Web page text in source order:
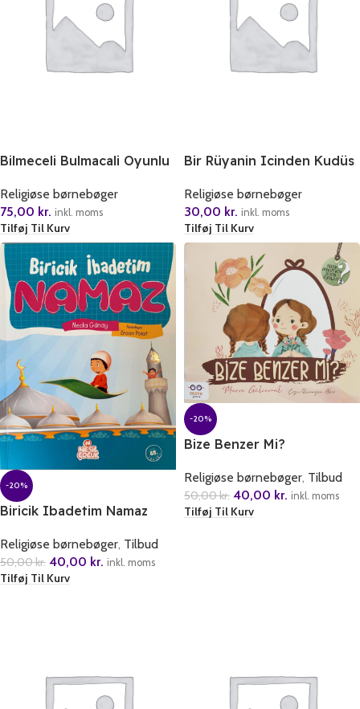
Bilmeceli Bulmacali Oyunlu
Religiøse børnebøger
75,00 kr. inkl. moms
Tilføj Til Kurv
Bir Rüyanin Icinden Kudüs
Religiøse børnebøger
30,00 kr. inkl. moms
Tilføj Til Kurv
-20%
Biricik Ibadetim Namaz
Religiøse børnebøger, Tilbud
50,00kr. 40,00 kr. inkl. moms
Tilføj Til Kurv
-20%
Bize Benzer Mi?
Religiøse børnebøger, Tilbud
50,00kr. 40,00 kr. inkl. moms
Tilføj Til Kurv